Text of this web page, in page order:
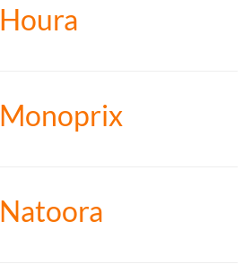
Houra
Monoprix
Natoora